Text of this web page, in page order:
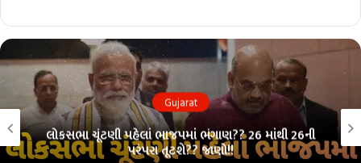
Gujarat
લોકસભા ચૂંટણી પહેલાં ભાજપમાં ભંગાણ?? 26 માંથી 26ની
પરંપરા તૂટશે?? જાણો!!